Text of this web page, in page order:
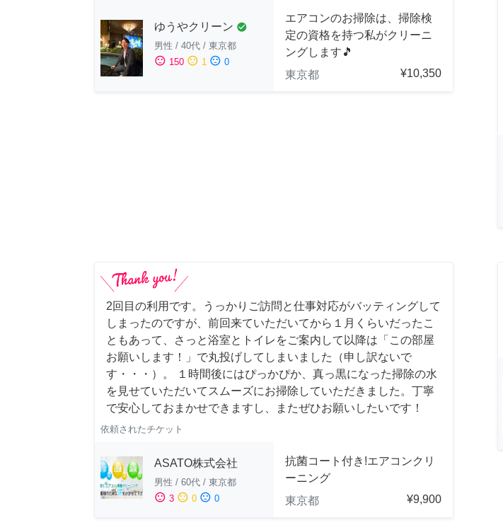
ゆうやクリーン check_circle
男性 / 40代 / 東京都
sentiment_satisfied 150 sentiment_neutral 1 sentiment_dissatisfied 0
エアコンのお掃除は、掃除検
定の資格を持つ私がクリーニ
ングします🎵
東京都
¥10,350
2回目の利用です。うっかりご訪問と仕事対応がバッティングして
しまったのですが、前回来ていただいてから１月くらいだったこ
ともあって、さっと浴室とトイレをご案内して以降は「この部屋
お願いします！」で丸投げしてしまいました（申し訳ないで
す・・・）。 １時間後にはぴっかぴか、真っ黒になった掃除の水
を見せていただいてスムーズにお掃除していただきました。丁寧
で安心しておまかせできますし、またぜひお願いしたいです！
依頼されたチケット
ASATO株式会社
男性 / 60代 / 東京都
sentiment_satisfied 3 sentiment_neutral 0 sentiment_dissatisfied 0
抗菌コート付き!エアコンクリ
ーニング
東京都
¥9,900